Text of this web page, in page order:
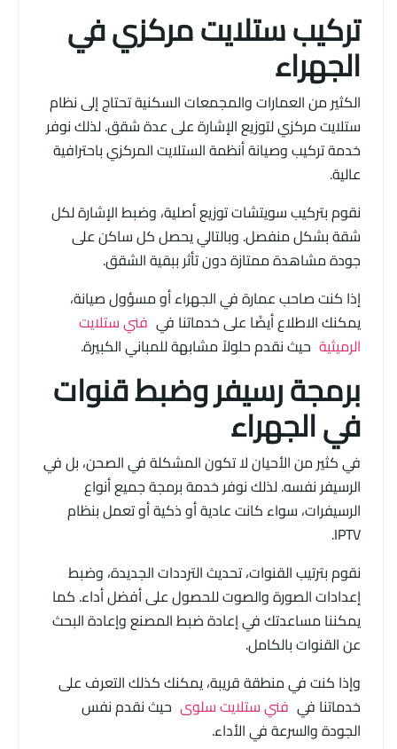
تركيب ستلايت مركزي في
الجهراء
الكثير من العمارات والمجمعات السكنية تحتاج إلى نظام
ستلايت مركزي لتوزيع الإشارة على عدة شقق. لذلك نوفر
خدمة تركيب وصيانة أنظمة الستلايت المركزي باحترافية
عالية.
نقوم بتركيب سويتشات توزيع أصلية، وضبط الإشارة لكل
شقة بشكل منفصل. وبالتالي يحصل كل ساكن على
جودة مشاهدة ممتازة دون تأثر ببقية الشقق.
إذا كنت صاحب عمارة في الجهراء أو مسؤول صيانة،
يمكنك الاطلاع أيضًا على خدماتنا في فني ستلايت
الرميثية حيث نقدم حلولاً مشابهة للمباني الكبيرة.
برمجة رسيفر وضبط قنوات
في الجهراء
في كثير من الأحيان لا تكون المشكلة في الصحن، بل في
الرسيفر نفسه. لذلك نوفر خدمة برمجة جميع أنواع
الرسيفرات، سواء كانت عادية أو ذكية أو تعمل بنظام
IPTV.
نقوم بترتيب القنوات، تحديث الترددات الجديدة، وضبط
إعدادات الصورة والصوت للحصول على أفضل أداء. كما
يمكننا مساعدتك في إعادة ضبط المصنع وإعادة البحث
عن القنوات بالكامل.
وإذا كنت في منطقة قريبة، يمكنك كذلك التعرف على
خدماتنا في فني ستلايت سلوى حيث نقدم نفس
الجودة والسرعة في الأداء.